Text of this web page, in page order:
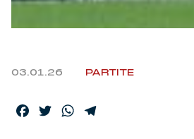
03.01.26 PARTITE
Facebook
TwitterWhatsApp